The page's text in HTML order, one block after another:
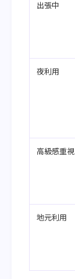
出張中
夜利用
高級感重視
地元利用